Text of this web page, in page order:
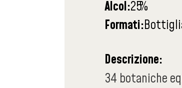
Alcol:25%
Formati:
Descrizione:
34 botaniche